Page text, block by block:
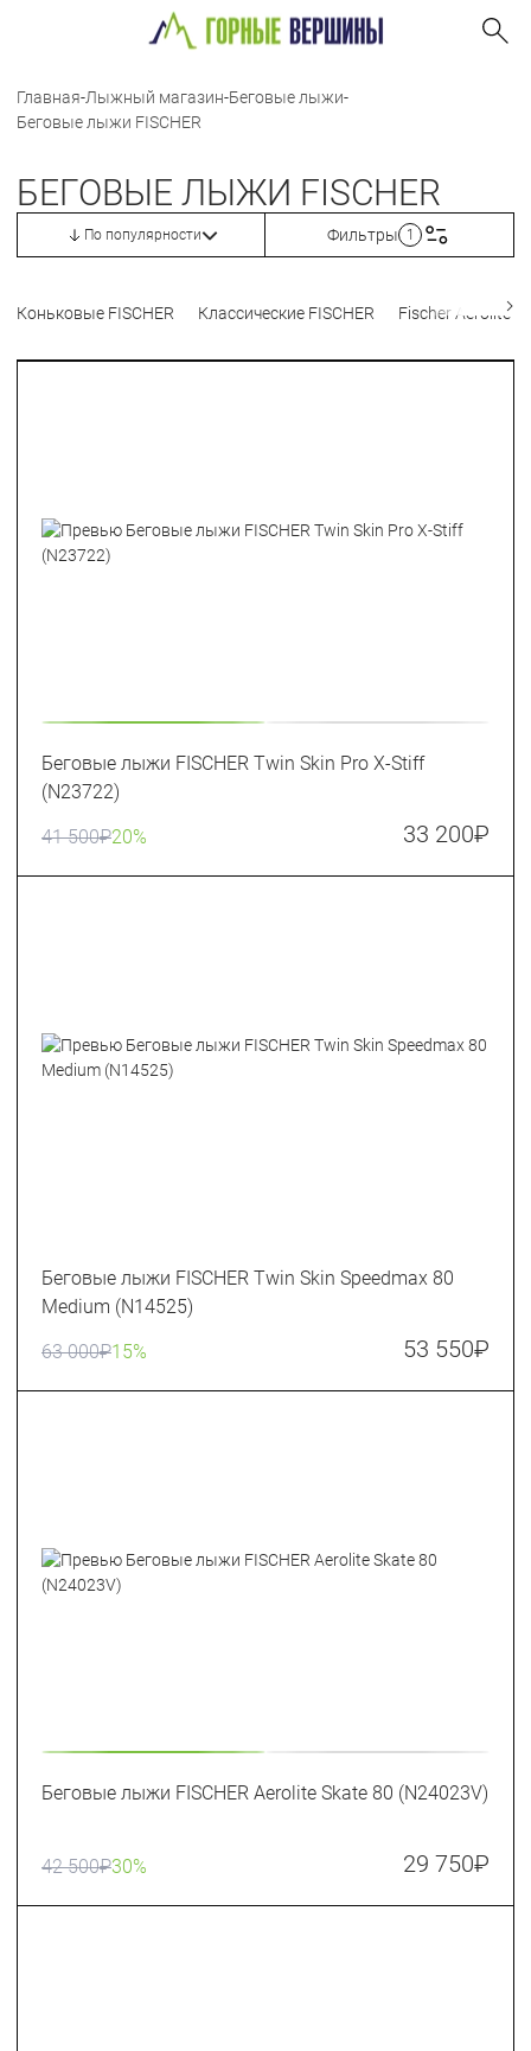
Главная-Лыжный магазин-Беговые лыжи-
Беговые лыжи FISCHER
БЕГОВЫЕ ЛЫЖИ FISCHER
По популярности Фильтры 1
Коньковые FISCHER Классические FISCHER Fischer Aerolite
Беговые лыжи FISCHER Twin Skin Pro X-Stiff
(N23722)
41 500₽20% 33 200₽
Беговые лыжи FISCHER Twin Skin Speedmax 80
Medium (N14525)
63 000₽15% 53 550₽
Беговые лыжи FISCHER Aerolite Skate 80 (N24023V)
42 500₽30% 29 750₽